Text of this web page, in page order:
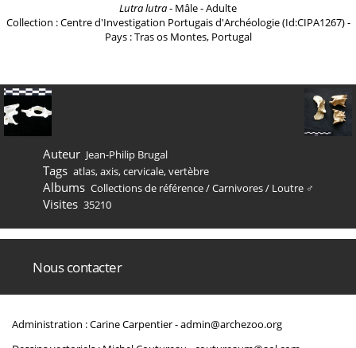
Lutra lutra- Mâle - Adulte
Collection : Centre d'Investigation Portugais d'Archéologie (Id:CIPA1267) -
Pays : Tras os Montes, Portugal
Auteur Jean-Philip Brugal
Tags atlas,axis,cervicale,vertèbre
Albums Collections de référence/Carnivores/ Loutre ♂
Visites 35210
Nous contacter
Administration : Carine Carpentier -admin@archezoo.org